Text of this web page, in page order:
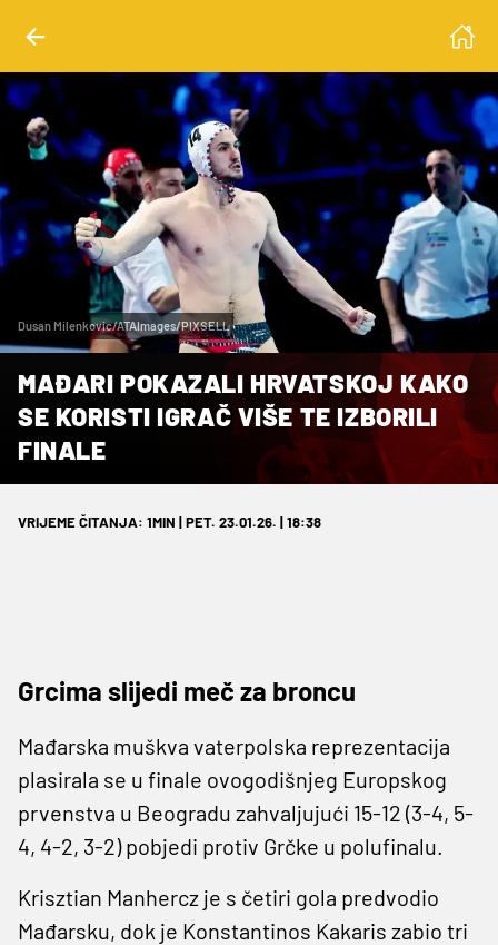
Dusan Milenkovic/ATAImages/PIXSELL
MAĐARI POKAZALI HRVATSKOJ KAKO
SE KORISTI IGRAČ VIŠE TE IZBORILI
FINALE
VRIJEME ČITANJA: 1MIN | PET. 23.01.26. | 18:38
Grcima slijedi meč za broncu
Mađarska muškva vaterpolska reprezentacija
plasirala se u finale ovogodišnjeg Europskog
prvenstva u Beogradu zahvaljujući 15-12 (3-4, 5-
4, 4-2, 3-2) pobjedi protiv Grčke u polufinalu.
Krisztian Manhercz je s četiri gola predvodio
Mađarsku, dok je Konstantinos Kakaris zabio tri